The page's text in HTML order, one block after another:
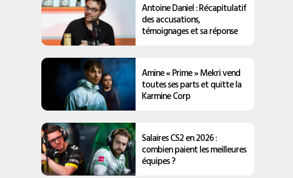
Antoine Daniel : Récapitulatif
des accusations,
témoignages et sa réponse
Amine « Prime » Mekri vend
toutes ses parts et quitte la
Karmine Corp
Salaires CS2 en 2026 :
combien paient les meilleures
équipes ?